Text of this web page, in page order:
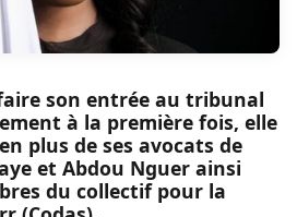
son entrée au tribunal
à la première fois, elle
plus de ses avocats de
et Abdou Nguer ainsi
du collectif pour la